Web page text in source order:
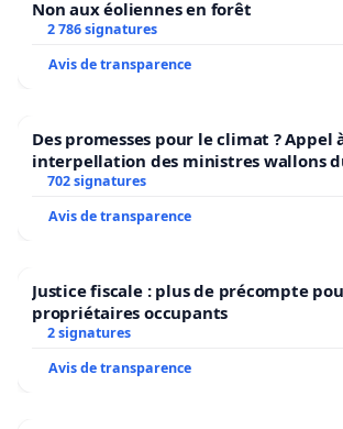
Non aux éoliennes en forêt
2 786 signatures
Avis de transparence
Des promesses pour le climat ? Appel
interpellation des ministres wallons
l’environnement.
702 signatures
Avis de transparence
Justice fiscale : plus de précompte
propriétaires occupants
2 signatures
Avis de transparence